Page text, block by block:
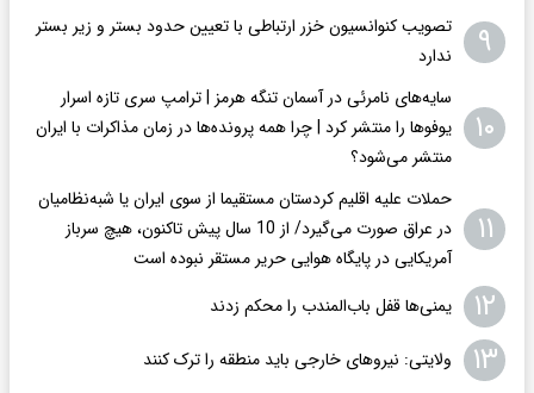
۹
تصویب کنوانسیون خزر ارتباطی با تعیین حدود بستر و زیر بستر
ندارد
۱۰
سایه‌های نامرئی در آسمان تنگه هرمز | ترامپ سری تازه اسرار
یوفوها را منتشر کرد | چرا همه پرونده‌ها در زمان مذاکرات با ایران
منتشر می‌شود؟
۱۱
حملات علیه اقلیم کردستان مستقیما از سوی ایران یا شبه‌نظامیان
در عراق صورت می‌گیرد/ از 10 سال پیش تاکنون، هیچ سرباز
آمریکایی در پایگاه هوایی حریر مستقر نبوده است
۱۲ یمنی‌ها قفل باب‌المندب را محکم زدند
۱۳ ولایتی: نیروهای خارجی باید منطقه را ترک کنند